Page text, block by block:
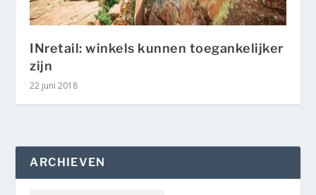
INretail: winkels kunnen toegankelijker
zijn
22 juni 2018
ARCHIEVEN